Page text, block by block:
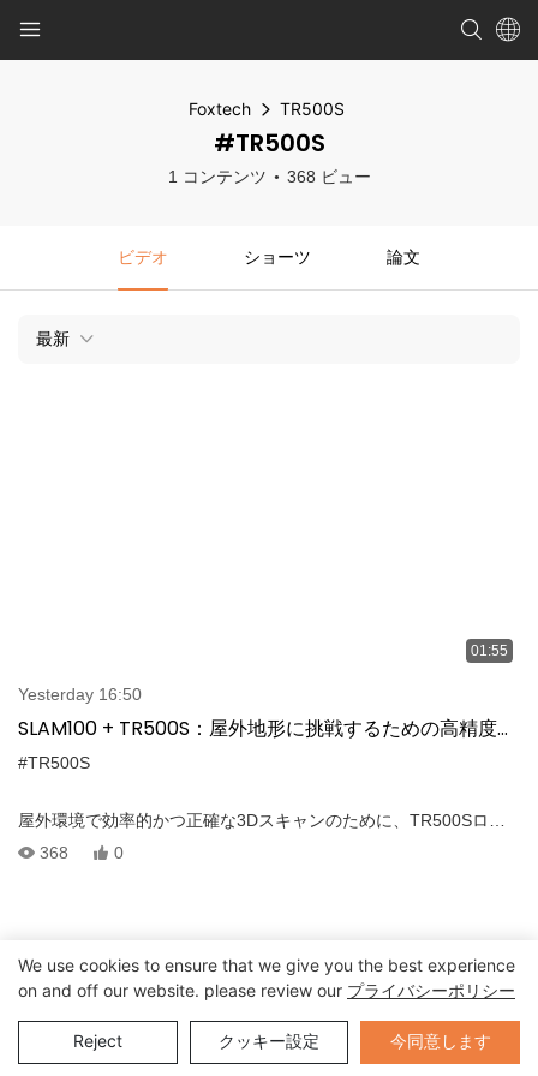
Foxtech TR500S
#TR500S
1 コンテンツ 368 ビュー
ビデオ ショーツ 論文
最新
01:55
Yesterday 16:50
SLAM100 + TR500S：屋外地形に挑戦するための高精度
3Dスキャンソリューション
#TR500S
屋外環境で効率的かつ正確な3Dスキャンのために、TR500Sロボ
ットシャーシと組み合わせたSLAM100 LIDARスキャナーのパワー
な屋外地形に適合します。 - 高精度：2cm相対、3cm絶対。 -
R500Sリモートコントローラーでサポートされているリアルタイ
ムポイントクラウドディスプレイ。 - で採用されているカバレッ
ジ 360° 回転する頭と 270° x 360° スキャン範囲。 調査、マッピ
368 0
Send Inquiry
We use cookies to ensure that we give you the best experience
on and off our website. please review our プライバシーポリシー
Reject クッキー設定 今同意します